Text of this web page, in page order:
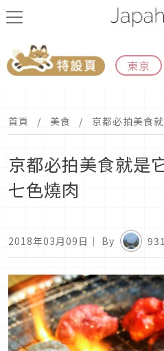
東京
首頁 美食 京都必拍美食
京都必拍美食就是
七色燒肉
2018年03月09日 ｜ By